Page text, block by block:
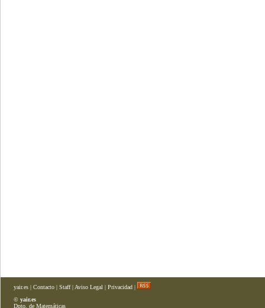
yair.es | Contacto | Staff| Aviso Legal | Privacidad |
© yair.es
Dpto. de Matemáticas